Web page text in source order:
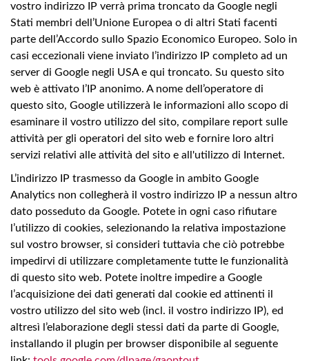
vostro indirizzo IP verrà prima troncato da Google negli
Stati membri dell’Unione Europea o di altri Stati facenti
parte dell’Accordo sullo Spazio Economico Europeo. Solo in
casi eccezionali viene inviato l’indirizzo IP completo ad un
server di Google negli USA e qui troncato. Su questo sito
web è attivato l’IP anonimo. A nome dell’operatore di
questo sito, Google utilizzerà le informazioni allo scopo di
esaminare il vostro utilizzo del sito, compilare report sulle
attività per gli operatori del sito web e fornire loro altri
servizi relativi alle attività del sito e all'utilizzo di Internet.
L’indirizzo IP trasmesso da Google in ambito Google
Analytics non collegherà il vostro indirizzo IP a nessun altro
dato posseduto da Google. Potete in ogni caso rifiutare
l’utilizzo di cookies, selezionando la relativa impostazione
sul vostro browser, si consideri tuttavia che ciò potrebbe
impedirvi di utilizzare completamente tutte le funzionalità
di questo sito web. Potete inoltre impedire a Google
l’acquisizione dei dati generati dal cookie ed attinenti il
vostro utilizzo del sito web (incl. il vostro indirizzo IP), ed
altresì l’elaborazione degli stessi dati da parte di Google,
installando il plugin per browser disponibile al seguente